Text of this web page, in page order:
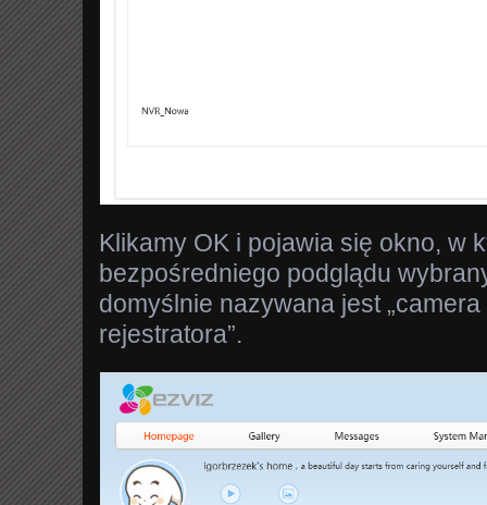
Klikamy OK i pojawia się okno, w
bezpośredniego podglądu
domyślnie nazywana jest
rejestratora”.